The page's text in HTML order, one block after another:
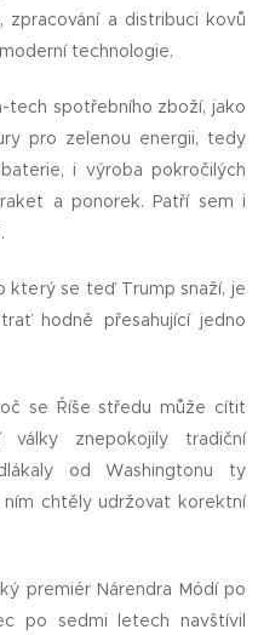
a distribuci kovů
technologie.
tech spotřebního zboží, jako
pro zelenou energii, tedy
i výroba pokročilých
a ponorek. Patří sem i
který se teď Trump snaží, je
hodně přesahující jedno
se Říše středu může cítit
války znepokojily tradiční
od Washingtonu ty
chtěly udržovat korektní
premiér Nárendra Módí po
po sedmi letech navštívil